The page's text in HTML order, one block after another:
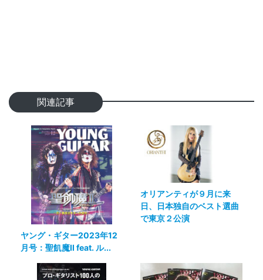
関連記事
ヤング・ギター2023年12
月号：聖飢魔II feat. ル...
オリアンティが９月に来
日、日本独自のベスト選曲
で東京２公演